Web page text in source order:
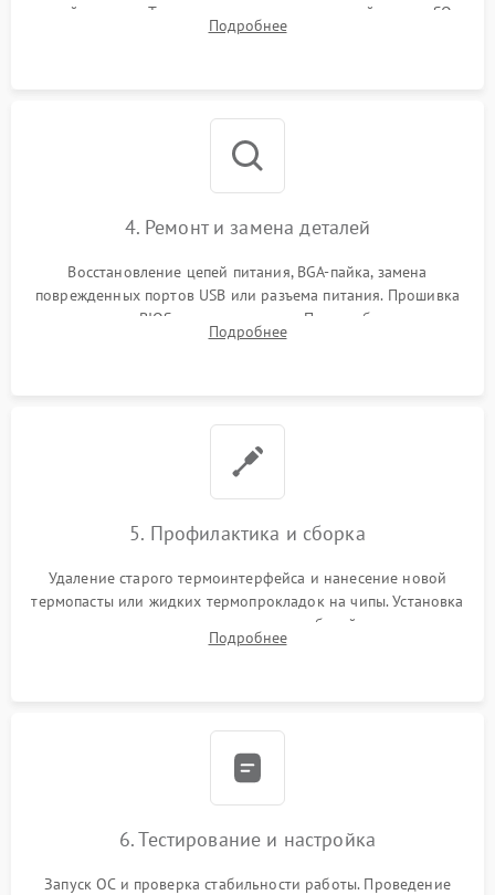
цепей питания. Тестирование съемных модулей памяти SO-
DIMM и накопителей M.2 на стенде для выявления сбоев.
Подробнее
4. Ремонт и замена деталей
Восстановление цепей питания, BGA-пайка, замена
поврежденных портов USB или разъема питания. Прошивка
микросхемы BIOS программатором. При необходимости
установка нового накопителя, оперативной памяти или
Подробнее
5. Профилактика и сборка
Удаление старого термоинтерфейса и нанесение новой
термопасты или жидких термопрокладок на чипы. Установка
платы в корпус, аккуратная укладка кабелей и антенн для
предотвращения пережатия. Надежное закрытие корпуса.
Подробнее
6. Тестирование и настройка
Запуск ОС и проверка стабильности работы. Проведение